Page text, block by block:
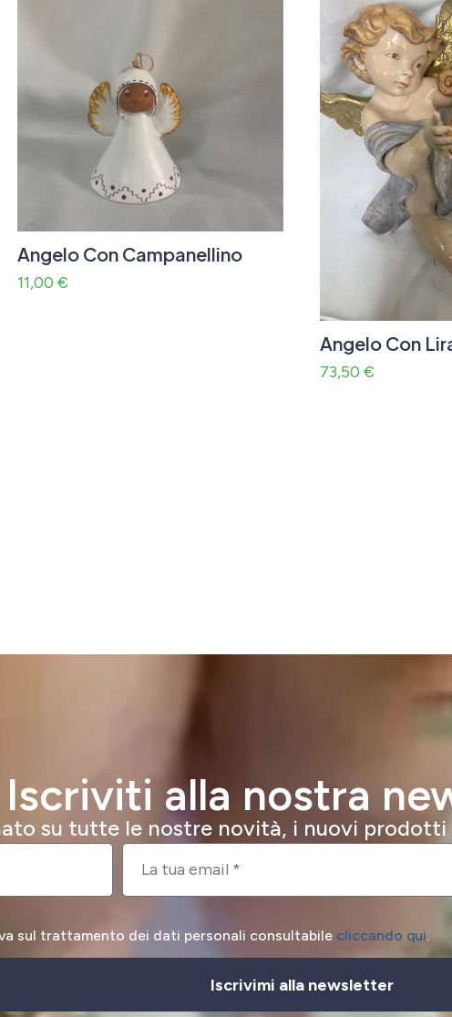
Angelo Con Campanellino
11,00 €
Angelo Con
73,50 €
Iscriviti alla nostra
su tutte le nostre novità, i nuovi
sul trattamento dei dati personali consultabile cliccando qui.
Iscrivimi alla newsletter